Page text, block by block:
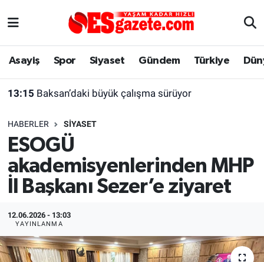
Asayiş Spor Siyaset Gündem Türkiye
13:15 Baksan’daki büyük çalışma sürüyor
HABERLER SIYASET
ESOGÜ
akademisyenlerinden MHP
İl Başkanı Sezer’e ziyaret
12.06.2026 - 13:03
YAYINLANMA
Asayiş
Gündem
Türkiye
Dünya
Sağlık
Alış-Veriş/İş dünyası
Yaşam
Eskişehirspor Arşivi
Eskişehir Arşivi
Röportaj
Ekonomi
Kültür Sanat
Eskişehir Nöbetçi Eczaneler
Süper Lig Puan Durumu ve Fikstür
Tüm Manşetler
Son Dakika Haberleri
Haber Arşivi